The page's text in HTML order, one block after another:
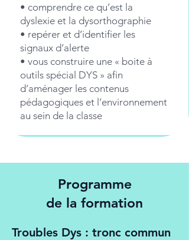
• comprendre ce qu’est la
dyslexie et la dysorthographie
• repérer et d’identifier les
signaux d’alerte
• vous construire une « boite à
outils spécial DYS » afin
d’aménager les contenus
pédagogiques et l’environnement
au sein de la classe
Programme
de la formation
Troubles Dys : tronc commun